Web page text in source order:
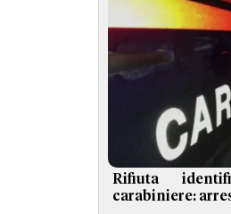
Rifiuta
carabiniere: